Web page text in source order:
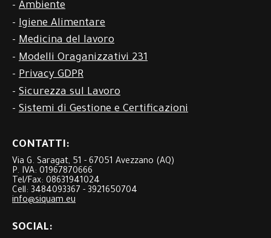
- Ambiente
- Igiene Alimentare
- Medicina del lavoro
- Modelli Oraganizzativi 231
- Privacy GDPR
- Sicurezza sul Lavoro
- Sistemi di Gestione e Certificazioni
CONTATTI:
Via G. Saragat, 51 - 67051 Avezzano (AQ)
P. IVA: 01967870666
Tel/Fax: 08631941024
Cell: 3484093367 - 3921650704
info@siquam.eu
SOCIAL: